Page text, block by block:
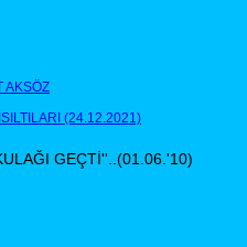
AKSÖZ
(24.12.2021)
GEÇTİ''..(01.06.'10)